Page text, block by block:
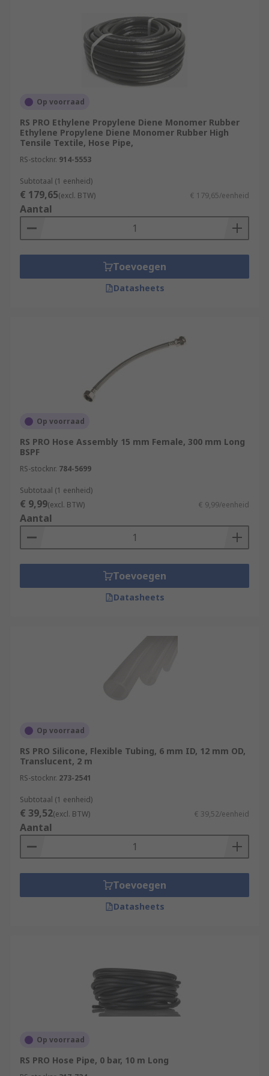
Op voorraad
RS PRO Ethylene Propylene Diene Monomer Rubber
Ethylene Propylene Diene Monomer Rubber High
Tensile Textile, Hose Pipe,
RS-stocknr. 914-5553
Subtotaal (1 eenheid)
€ 179,65(excl. BTW) € 179,65/eenheid
Aantal
Toevoegen
Datasheets
Op voorraad
RS PRO Hose Assembly 15 mm Female, 300 mm Long
BSPF
RS-stocknr. 784-5699
Subtotaal (1 eenheid)
€ 9,99(excl. BTW) € 9,99/eenheid
Aantal
Toevoegen
Datasheets
Op voorraad
RS PRO Silicone, Flexible Tubing, 6 mm ID, 12 mm OD,
Translucent, 2 m
RS-stocknr. 273-2541
Subtotaal (1 eenheid)
€ 39,52(excl. BTW) € 39,52/eenheid
Aantal
Toevoegen
Datasheets
Op voorraad
RS PRO Hose Pipe, 0 bar, 10 m Long